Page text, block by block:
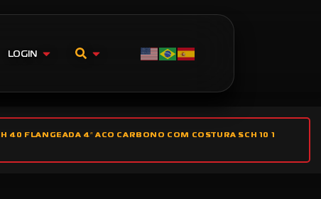
LOGIN
FLANGEADA 4″ ACO CARBONO COM COSTURA SCH 10 1